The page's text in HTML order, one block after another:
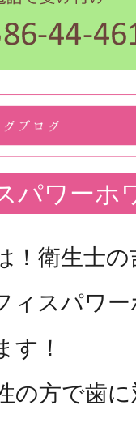
パワーホ
！衛生士の
ィスパワ
す！
の方で歯